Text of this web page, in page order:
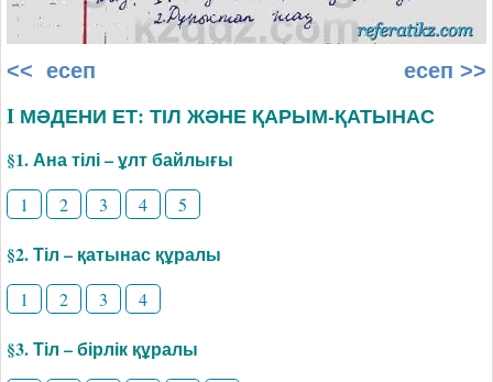
<< есеп есеп >>
I МӘДЕНИ ЕТ: ТІЛ ЖӘНЕ ҚАРЫМ-ҚАТЫНАС
§1. Ана тілі – ұлт байлығы
1 2 3 4 5
§2. Тіл – қатынас құралы
1 2 3 4
§3. Тіл – бірлік құралы